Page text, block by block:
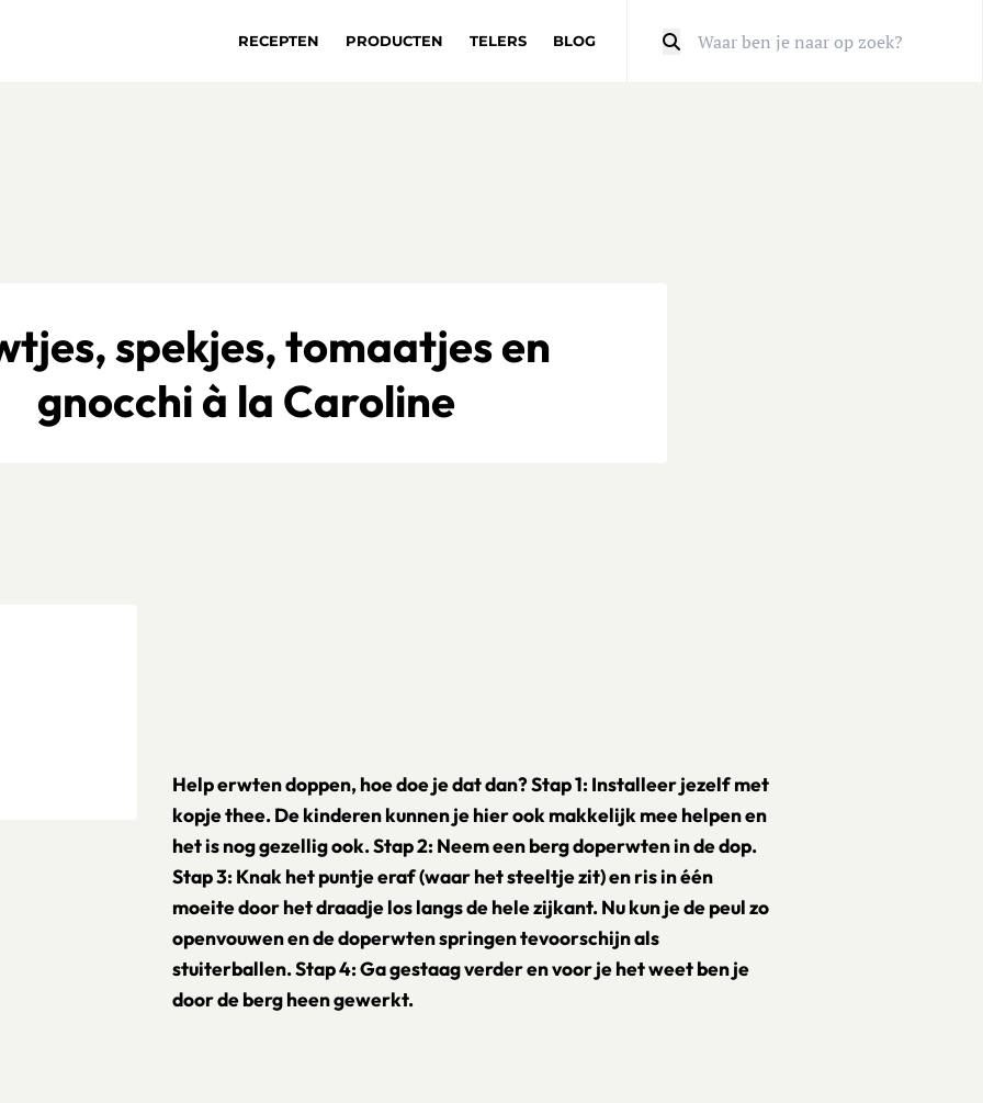
RECEPTEN PRODUCTEN TELERS BLOG
spekjes, tomaatjes en
gnocchi à la Caroline
Help erwten doppen, hoe doe je dat dan? Stap 1: Installeer jezelf met
kopje thee. De kinderen kunnen je hier ook makkelijk mee helpen en
het is nog gezellig ook. Stap 2: Neem een berg doperwten in de dop.
Stap 3: Knak het puntje eraf (waar het steeltje zit) en ris in één
moeite door het draadje los langs de hele zijkant. Nu kun je de peul zo
openvouwen en de doperwten springen tevoorschijn als
stuiterballen. Stap 4: Ga gestaag verder en voor je het weet ben je
door de berg heen gewerkt.